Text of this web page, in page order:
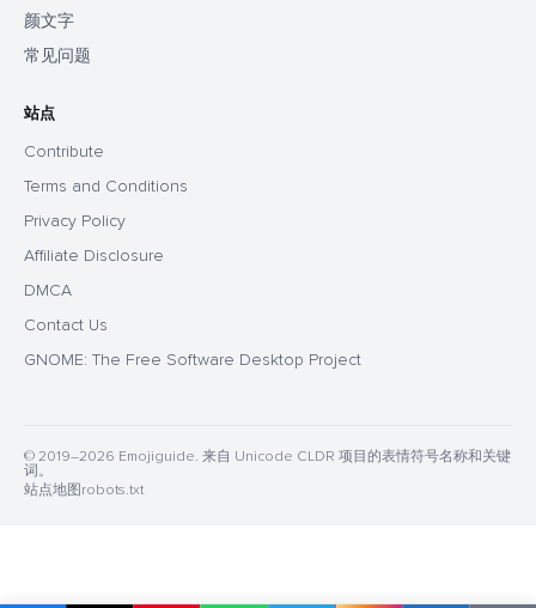
颜文字
常见问题
站点
Contribute
Terms and Conditions
Privacy Policy
Affiliate Disclosure
DMCA
Contact Us
GNOME: The Free Software Desktop Project
© 2019–2026 Emojiguide. 来自 Unicode CLDR 项目的表情符号名称和关键
词。
站点地图 robots.txt